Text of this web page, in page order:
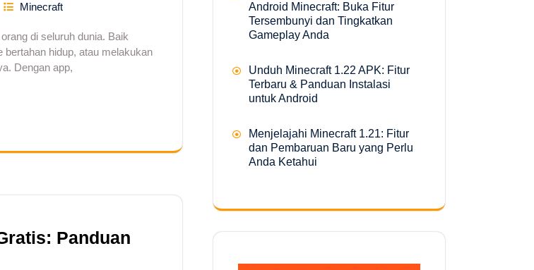
Minecraft
di seluruh dunia. Baik
hidup, atau melakukan
Dengan app,
Panduan
Android Minecraft: Buka Fitur
Tersembunyi dan Tingkatkan
Gameplay Anda
Unduh Minecraft 1.22 APK: Fitur
Terbaru & Panduan Instalasi
untuk Android
Menjelajahi Minecraft 1.21: Fitur
dan Pembaruan Baru yang Perlu
Anda Ketahui